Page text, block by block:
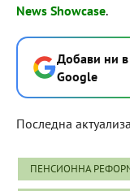
News Showcase.
Добави ни
Google
Последна
ПЕНСИОННА